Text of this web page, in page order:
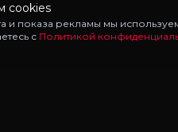
cookies
и показа рекламы мы
с Политикой